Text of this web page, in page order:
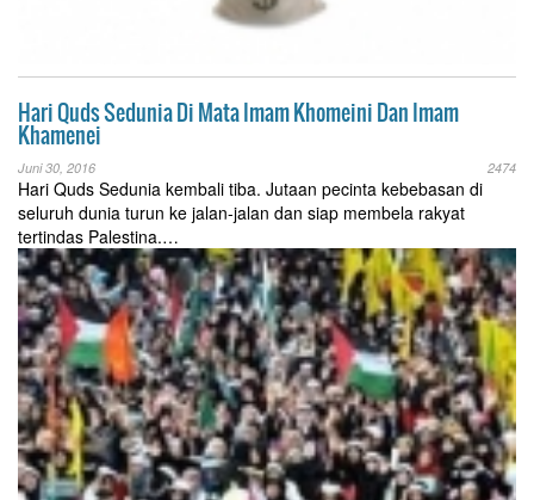
Hari Quds Sedunia Di Mata Imam Khomeini Dan Imam
Khamenei
Juni 30, 2016 2474
Hari Quds Sedunia kembali tiba. Jutaan pecinta kebebasan di
seluruh dunia turun ke jalan-jalan dan siap membela rakyat
tertindas Palestina.…